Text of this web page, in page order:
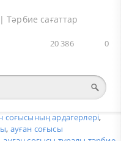
|Тәрбие сағаттар
0
20 386
соғысының ардагерлері,
, ауған соғысы